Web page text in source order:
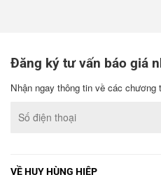
Đăng ký tư vấn báo giá
Nhận ngay thông tin về các chương
VỀ HUY HÙNG HIỆP